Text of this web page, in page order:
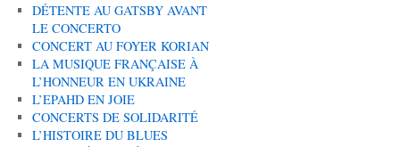
DÉTENTE AU GATSBY AVANT
LE CONCERTO
CONCERT AU FOYER KORIAN
LA MUSIQUE FRANÇAISE À
L’HONNEUR EN UKRAINE
L’EPAHD EN JOIE
CONCERTS DE SOLIDARITÉ
L’HISTOIRE DU BLUES